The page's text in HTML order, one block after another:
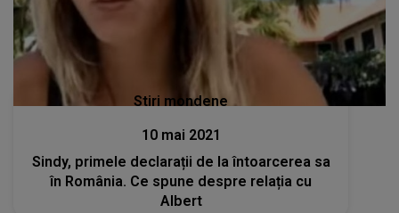
Stiri mondene
10 mai 2021
Sindy, primele declarații de la întoarcerea sa
în România. Ce spune despre relația cu
Albert